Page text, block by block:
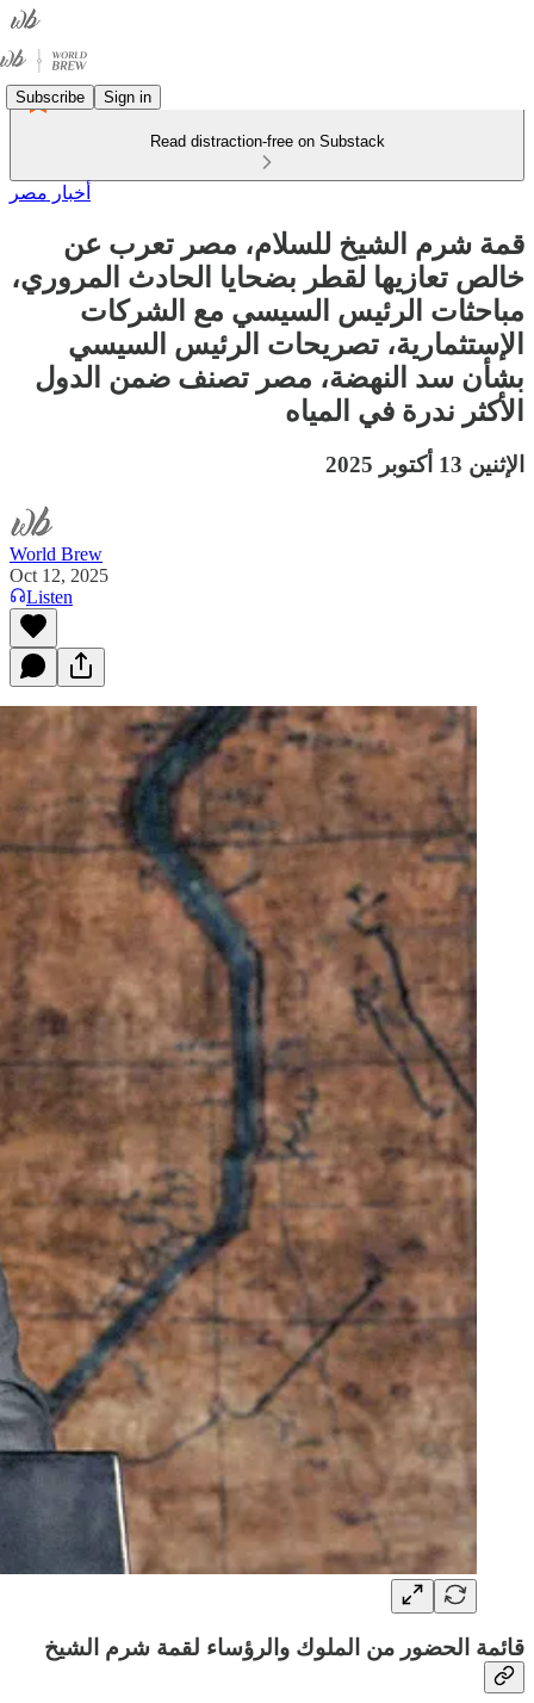
Subscribe Sign in
Read distraction-free on Substack
أخبار مصر
قمة شرم الشيخ للسلام، مصر تعرب عن
خالص تعازيها لقطر بضحايا الحادث المروري،
مباحثات الرئيس السيسي مع الشركات
الإستثمارية، تصريحات الرئيس السيسي
بشأن سد النهضة، مصر تصنف ضمن الدول
الأكثر ندرة في المياه
الإثنين 13 أكتوبر 2025
World Brew
Oct 12, 2025
Listen
قائمة الحضور من الملوك والرؤساء لقمة شرم الشيخ